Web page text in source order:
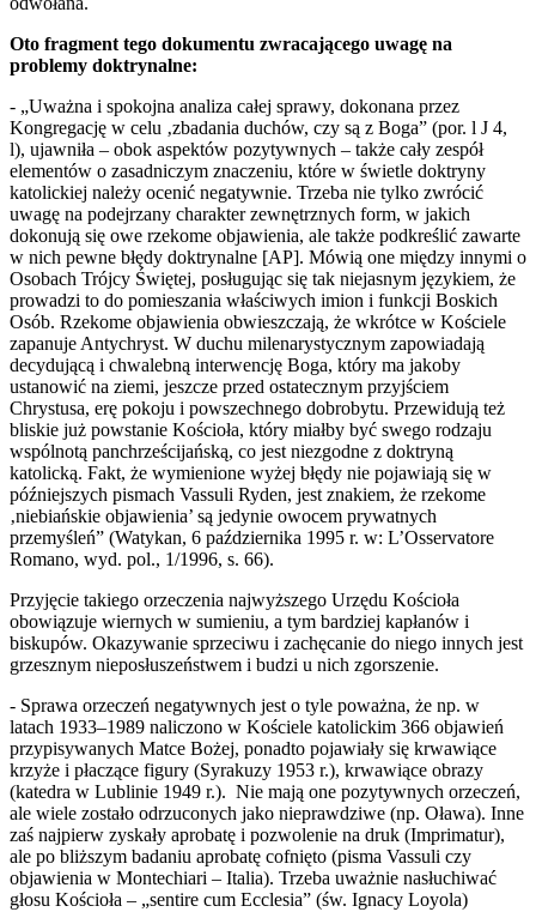
Oto fragment tego dokumentu zwracającego uwagę na
problemy doktrynalne:
- „Uważna i spokojna analiza całej sprawy, dokonana przez
Kongregację w celu ‚zbadania duchów, czy są z Boga” (por. l J 4,
l), ujawniła – obok aspektów pozytywnych – także cały zespół
elementów o zasadniczym znaczeniu, które w świetle doktryny
katolickiej należy ocenić negatywnie. Trzeba nie tylko zwrócić
uwagę na podejrzany charakter zewnętrznych form, w jakich
dokonują się owe rzekome objawienia, ale także podkreślić zawarte
w nich pewne błędy doktrynalne [AP]. Mówią one między innymi o
Osobach Trójcy Świętej, posługując się tak niejasnym językiem, że
prowadzi to do pomieszania właściwych imion i funkcji Boskich
Osób. Rzekome objawienia obwieszczają, że wkrótce w Kościele
zapanuje Antychryst. W duchu milenarystycznym zapowiadają
decydującą i chwalebną interwencję Boga, który ma jakoby
ustanowić na ziemi, jeszcze przed ostatecznym przyjściem
Chrystusa, erę pokoju i powszechnego dobrobytu. Przewidują też
bliskie już powstanie Kościoła, który miałby być swego rodzaju
wspólnotą panchrześcijańską, co jest niezgodne z doktryną
katolicką. Fakt, że wymienione wyżej błędy nie pojawiają się w
późniejszych pismach Vassuli Ryden, jest znakiem, że rzekome
‚niebiańskie objawienia’ są jedynie owocem prywatnych
przemyśleń” (Watykan, 6 października 1995 r. w: L’Osservatore
Romano, wyd. pol., 1/1996, s. 66).
Przyjęcie takiego orzeczenia najwyższego Urzędu Kościoła
obowiązuje wiernych w sumieniu, a tym bardziej kapłanów i
biskupów. Okazywanie sprzeciwu i zachęcanie do niego innych jest
grzesznym nieposłuszeństwem i budzi u nich zgorszenie.
- Sprawa orzeczeń negatywnych jest o tyle poważna, że np. w
latach 1933–1989 naliczono w Kościele katolickim 366 objawień
przypisywanych Matce Bożej, ponadto pojawiały się krwawiące
krzyże i płaczące figury (Syrakuzy 1953 r.), krwawiące obrazy
(katedra w Lublinie 1949 r.). Nie mają one pozytywnych orzeczeń,
ale wiele zostało odrzuconych jako nieprawdziwe (np. Oława). Inne
zaś najpierw zyskały aprobatę i pozwolenie na druk (Imprimatur),
ale po bliższym badaniu aprobatę cofnięto (pisma Vassuli czy
objawienia w Montechiari – Italia). Trzeba uważnie nasłuchiwać
głosu Kościoła – „sentire cum Ecclesia” (św. Ignacy Loyola)